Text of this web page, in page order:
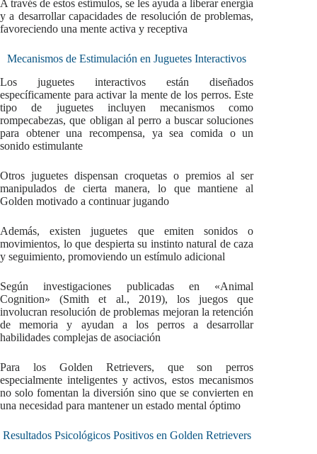
A través de estos estímulos, se les ayuda a liberar energía
y a desarrollar capacidades de resolución de problemas,
favoreciendo una mente activa y receptiva
Mecanismos de Estimulación en Juguetes Interactivos
Los juguetes interactivos están diseñados
específicamente para activar la mente de los perros. Este
tipo de juguetes incluyen mecanismos como
rompecabezas, que obligan al perro a buscar soluciones
para obtener una recompensa, ya sea comida o un
sonido estimulante
Otros juguetes dispensan croquetas o premios al ser
manipulados de cierta manera, lo que mantiene al
Golden motivado a continuar jugando
Además, existen juguetes que emiten sonidos o
movimientos, lo que despierta su instinto natural de caza
y seguimiento, promoviendo un estímulo adicional
Según investigaciones publicadas en «Animal
Cognition» (Smith et al., 2019), los juegos que
involucran resolución de problemas mejoran la retención
de memoria y ayudan a los perros a desarrollar
habilidades complejas de asociación
Para los Golden Retrievers, que son perros
especialmente inteligentes y activos, estos mecanismos
no solo fomentan la diversión sino que se convierten en
una necesidad para mantener un estado mental óptimo
Resultados Psicológicos Positivos en Golden Retrievers